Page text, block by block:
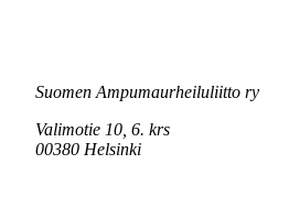
Suomen Ampumaurheiluliitto ry
Valimotie 10, 6. krs
00380 Helsinki